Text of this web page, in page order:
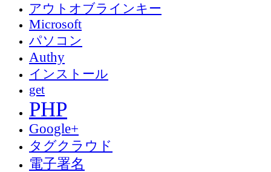
アウトオブラインキー
Microsoft
パソコン
Authy
インストール
get
PHP
Google+
タグクラウド
電子署名